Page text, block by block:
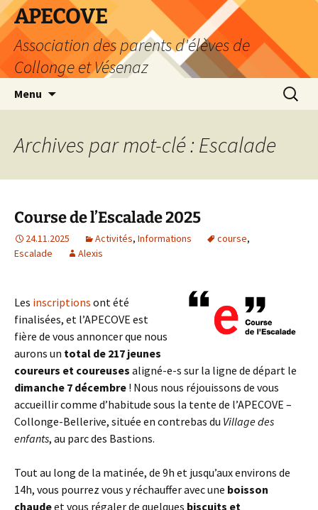
Aller
au
contenu
APECOVE
Association des parents d'élèves de
Collonge et Vésenaz
Menu
Archives par mot-clé : Escalade
Course de l’Escalade 2025
24.11.2025 Activités, Informations course,
Escalade
Alexis
Les inscriptions ont été
finalisées, et l’APECOVE est
fière de vous annoncer que nous
aurons un total de 217 jeunes
coureurs et coureuses aligné-e-s sur la ligne de départ le
dimanche 7 décembre ! Nous nous réjouissons de vous
accueillir comme d’habitude sous la tente de l’APECOVE –
Collonge-Bellerive, située en contrebas du Village des
enfants, au parc des Bastions.
Tout au long de la matinée, de 9h et jusqu’aux environs de
14h, vous pourrez vous y réchauffer avec une boisson
chaudeet vous régaler de quelques biscuits et